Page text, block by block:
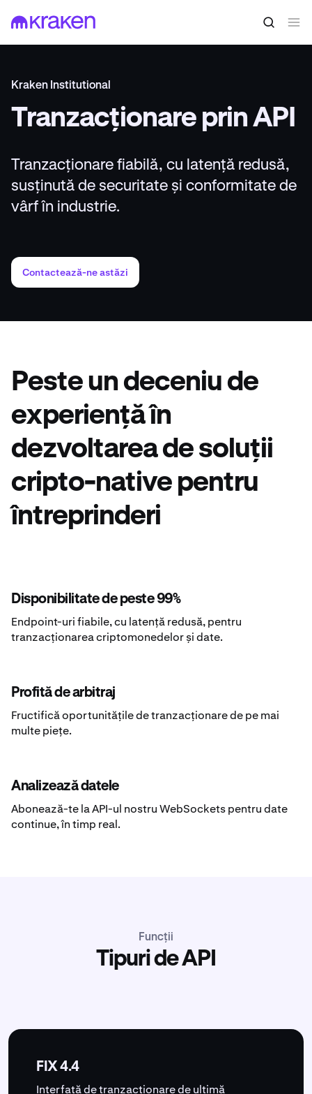
Kraken Institutional
Tranzacționare prin API
Tranzacționare fiabilă, cu latență redusă,
susținută de securitate și conformitate de
vârf în industrie.
Contactează-ne astăzi
Peste un deceniu de
experiență în
dezvoltarea de soluții
cripto-native pentru
întreprinderi
Disponibilitate de peste 99%
Endpoint-uri fiabile, cu latență redusă, pentru
tranzacționarea criptomonedelor și date.
Profită de arbitraj
Fructifică oportunitățile de tranzacționare de pe mai
multe piețe.
Analizează datele
Abonează-te la API-ul nostru WebSockets pentru date
continue, în timp real.
Funcții
Tipuri de API
FIX 4.4
Interfață de tranzacționare de ultimă